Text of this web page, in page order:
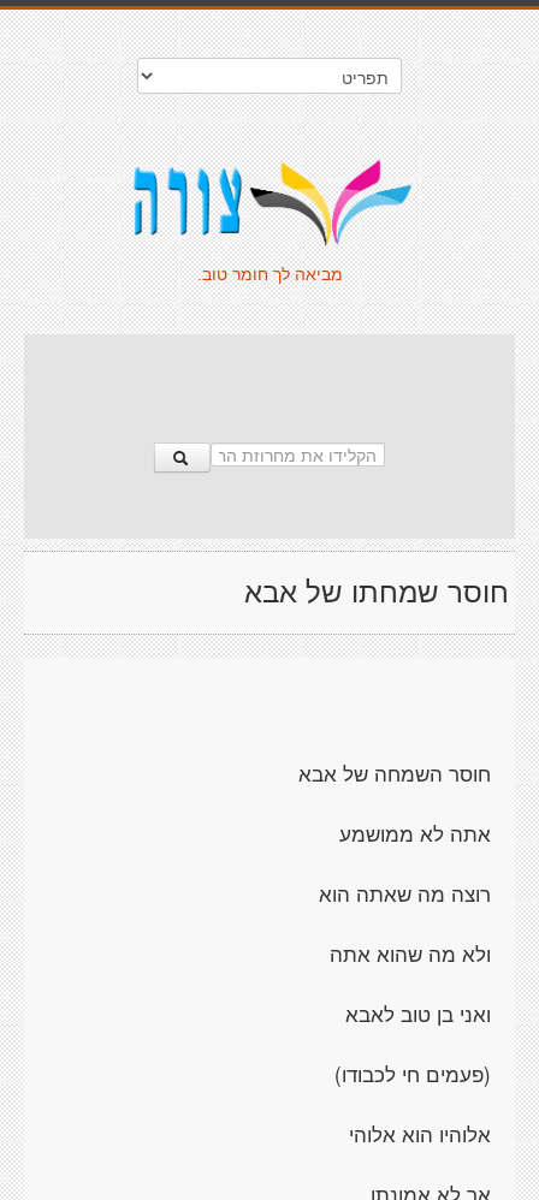
מביאה לך חומר טוב.
חוסר שמחתו של אבא
חוסר השמחה של אבא
אתה לא ממושמע
רוצה מה שאתה הוא
ולא מה שהוא אתה
ואני בן טוב לאבא
(פעמים חי לכבודו)
אלוהיו הוא אלוהי
אך לא אמונתו